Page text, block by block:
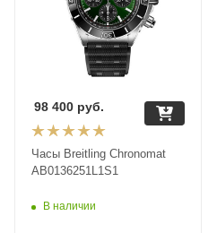
Часы Breitling Chronomat
AB0136251L1S1
В наличии
98 400 руб.